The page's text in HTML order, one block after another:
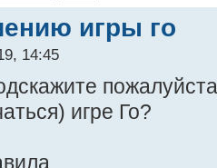
игры го
14:45
игре Го?